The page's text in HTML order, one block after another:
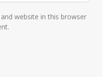
website in this browser